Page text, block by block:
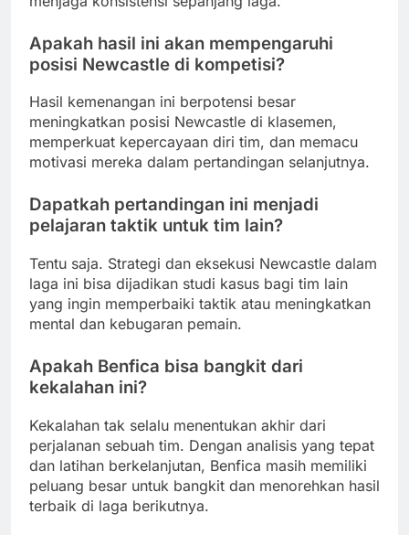
Apakah hasil ini akan mempengaruhi
posisi Newcastle di kompetisi?
Hasil kemenangan ini berpotensi besar
meningkatkan posisi Newcastle di klasemen,
memperkuat kepercayaan diri tim, dan memacu
motivasi mereka dalam pertandingan selanjutnya.
Dapatkah pertandingan ini menjadi
pelajaran taktik untuk tim lain?
Tentu saja. Strategi dan eksekusi Newcastle dalam
laga ini bisa dijadikan studi kasus bagi tim lain
yang ingin memperbaiki taktik atau meningkatkan
mental dan kebugaran pemain.
Apakah Benfica bisa bangkit dari
kekalahan ini?
Kekalahan tak selalu menentukan akhir dari
perjalanan sebuah tim. Dengan analisis yang tepat
dan latihan berkelanjutan, Benfica masih memiliki
peluang besar untuk bangkit dan menorehkan hasil
terbaik di laga berikutnya.